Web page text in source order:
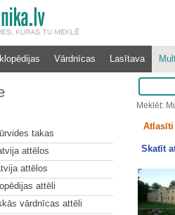
Vārdnīcas Lasītava
takas
attēlos
attēlos
attēli
vārdnīcas attēli
Meklēt:
Atlasīti
Skatīt